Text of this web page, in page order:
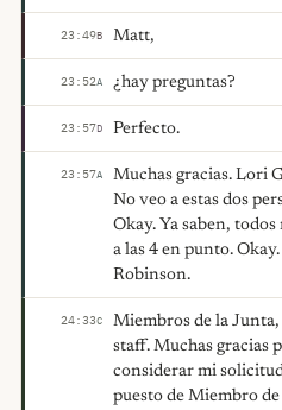
23:49B Matt,
23:52A ¿hay preguntas?
23:57D Perfecto.
23:57A
Muchas gracias. Lori
No veo a estas dos
Okay. Ya saben,
a las 4 en punto.
Robinson.
24:33C
Miembros de la
staff. Muchas gracias
considerar mi
puesto de Miembro